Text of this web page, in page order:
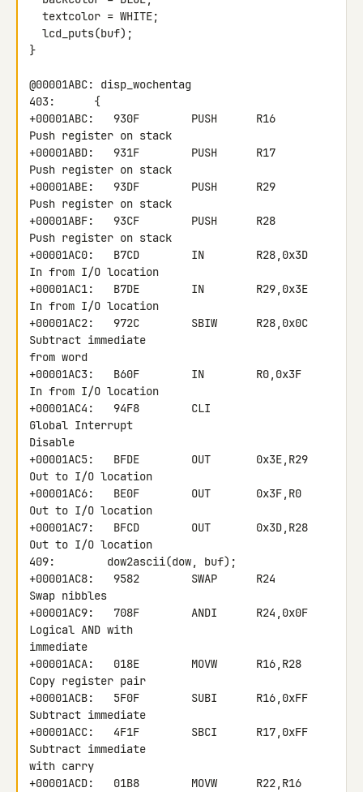
}
@00001ABC: disp_wochentag
403:      {
+00001ABC:   930F        PUSH      R16
Push register on stack
+00001ABD:   931F        PUSH      R17
Push register on stack
+00001ABE:   93DF        PUSH      R29
Push register on stack
+00001ABF:   93CF        PUSH      R28
Push register on stack
+00001AC0:   B7CD        IN        R28,0x3D
In from I/O location
+00001AC1:   B7DE        IN        R29,0x3E
In from I/O location
+00001AC2:   972C        SBIW      R28,0x0C
Subtract immediate
from word
+00001AC3:   B60F        IN        R0,0x3F
In from I/O location
+00001AC4:   94F8        CLI
Global Interrupt
Disable
+00001AC5:   BFDE        OUT       0x3E,R29
Out to I/O location
+00001AC6:   BE0F        OUT       0x3F,R0
Out to I/O location
+00001AC7:   BFCD        OUT       0x3D,R28
Out to I/O location
409:        dow2ascii(dow, buf);
+00001AC8:   9582        SWAP      R24
Swap nibbles
+00001AC9:   708F        ANDI      R24,0x0F
Logical AND with
immediate
+00001ACA:   018E        MOVW      R16,R28
Copy register pair
+00001ACB:   5F0F        SUBI      R16,0xFF
Subtract immediate
+00001ACC:   4F1F        SBCI      R17,0xFF
Subtract immediate
with carry
+00001ACD:   01B8        MOVW      R22,R16